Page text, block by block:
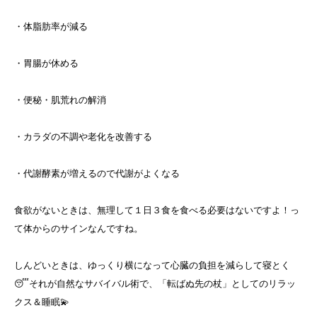
・体脂肪率が減る
・胃腸が休める
・便秘・肌荒れの解消
・カラダの不調や老化を改善する
・代謝酵素が増えるので代謝がよくなる
食欲がないときは、無理して１日３食を食べる必要はないですよ！っ
て体からのサインなんですね。
しんどいときは、ゆっくり横になって心臓の負担を減らして寝とく
😴それが自然なサバイバル術で、「転ばぬ先の杖」としてのリラッ
クス＆睡眠💫